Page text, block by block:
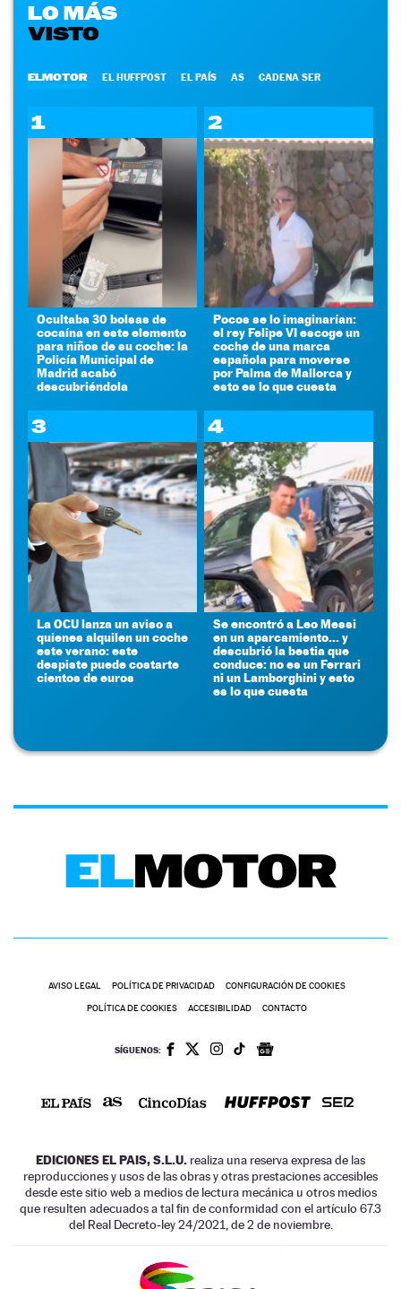
LO MÁS
VISTO
ELMOTOR EL HUFFPOST EL PAÍS AS CADENA SER
1
Ocultaba 30 bolsas de
cocaína en este elemento
para niños de su coche: la
Policía Municipal de
Madrid acabó
descubriéndola
2
Pocos se lo imaginarían:
el rey Felipe VI escoge un
coche de una marca
española para moverse
por Palma de Mallorca y
esto es lo que cuesta
3
La OCU lanza un aviso a
quienes alquilen un coche
este verano: este
despiste puede costarte
cientos de euros
4
Se encontró a Leo Messi
en un aparcamiento... y
descubrió la bestia que
conduce: no es un Ferrari
ni un Lamborghini y esto
es lo que cuesta
AVISO LEGAL POLÍTICA DE PRIVACIDAD CONFIGURACIÓN DE COOKIES
POLÍTICA DE COOKIES ACCESIBILIDAD CONTACTO
SÍGUENOS:
EDICIONES EL PAIS, S.L.U. realiza una reserva expresa de las
reproducciones y usos de las obras y otras prestaciones accesibles
desde este sitio web a medios de lectura mecánica u otros medios
que resulten adecuados a tal fin de conformidad con el artículo 67.3
del Real Decreto-ley 24/2021, de 2 de noviembre.